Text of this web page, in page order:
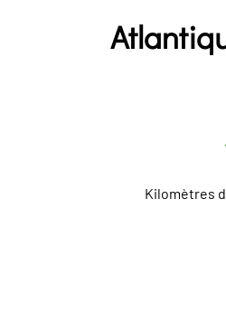
Kilomètres